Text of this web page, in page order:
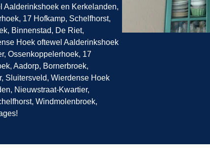
Aalderinkshoek en Kerkelanden,
17 Hofkamp, Schelfhorst,
Binnenstad, De Riet,
Hoek oftewel Aalderinkshoek
Ossenkoppelerhoek, 17
Aadorp, Bornerbroek,
Sluitersveld, Wierdense Hoek
Nieuwstraat-Kwartier,
Windmolenbroek,